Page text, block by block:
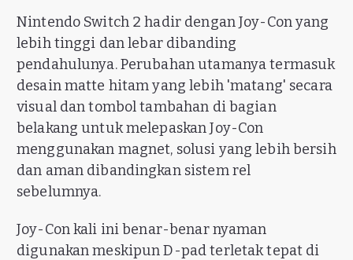
Nintendo Switch 2 hadir dengan Joy-Con yang
lebih tinggi dan lebar dibanding
pendahulunya. Perubahan utamanya termasuk
desain matte hitam yang lebih 'matang' secara
visual dan tombol tambahan di bagian
belakang untuk melepaskan Joy-Con
menggunakan magnet, solusi yang lebih bersih
dan aman dibandingkan sistem rel
sebelumnya.
Joy-Con kali ini benar-benar nyaman
digunakan meskipun D-pad terletak tepat di